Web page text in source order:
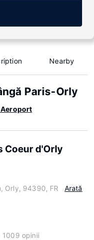
Nearby
Paris-Orly
Coeur d'Orly
Orly, 94390, FR
Arată
1009 opinii